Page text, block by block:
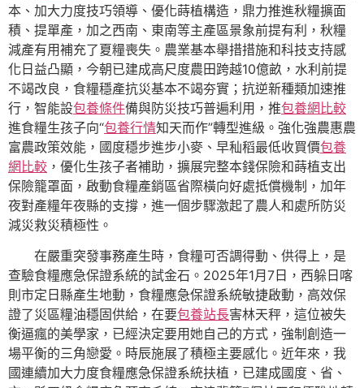
本、加大力度技巧領導、優化蒔植構造，鼎力推進秋糧擴面
積、提單產，加之西南、東南等主產區景象前提有利，秋糧
減產有用補充了夏糧喪失。農業基本舉措措施和科技支持感
化日益凸顯，今朝已建成高尺度農田跨越10億畝，水利前提
不竭改良，食糧穩產抗災基本不竭夯實；抗逆新種類加速推
行，智能設包養條件備與防災技巧普遍利用，推包養網比較
進食糧生孩子向“包養行情知天而作”轉型進級。強化強農惠農
富農政策效能，國度穩步進步小麥、早秈稻最低收買價包養
網比較 ，優化生孩子者補助，擴展完整本錢保險和蒔植支出
保險籠罩面，啟動食糧產銷區省際橫向好處抵償機制，加年
夜對產糧年夜縣的支撐，進一個步驟激起了農人和處所防災
減災救災積極性。
在嚴重突發事務產生時，食糧可否調得動、供得上，是
查驗食糧應急保證系統的試金石。2025年1月7日，西躲日喀
則市定日縣產生地動，食糧應急保證系統敏捷啟動，高效保
證了災區糧油穩固供給，在要包養站長害林天秤，這位被失
衡逼瘋的美學家，已經決定要用她自己的方式，強制創造一
場平衡的三角戀愛。時辰施展了積極主要感化。近年來，我
國連續加大力度食糧應急保證系統扶植，已建成國度、省、